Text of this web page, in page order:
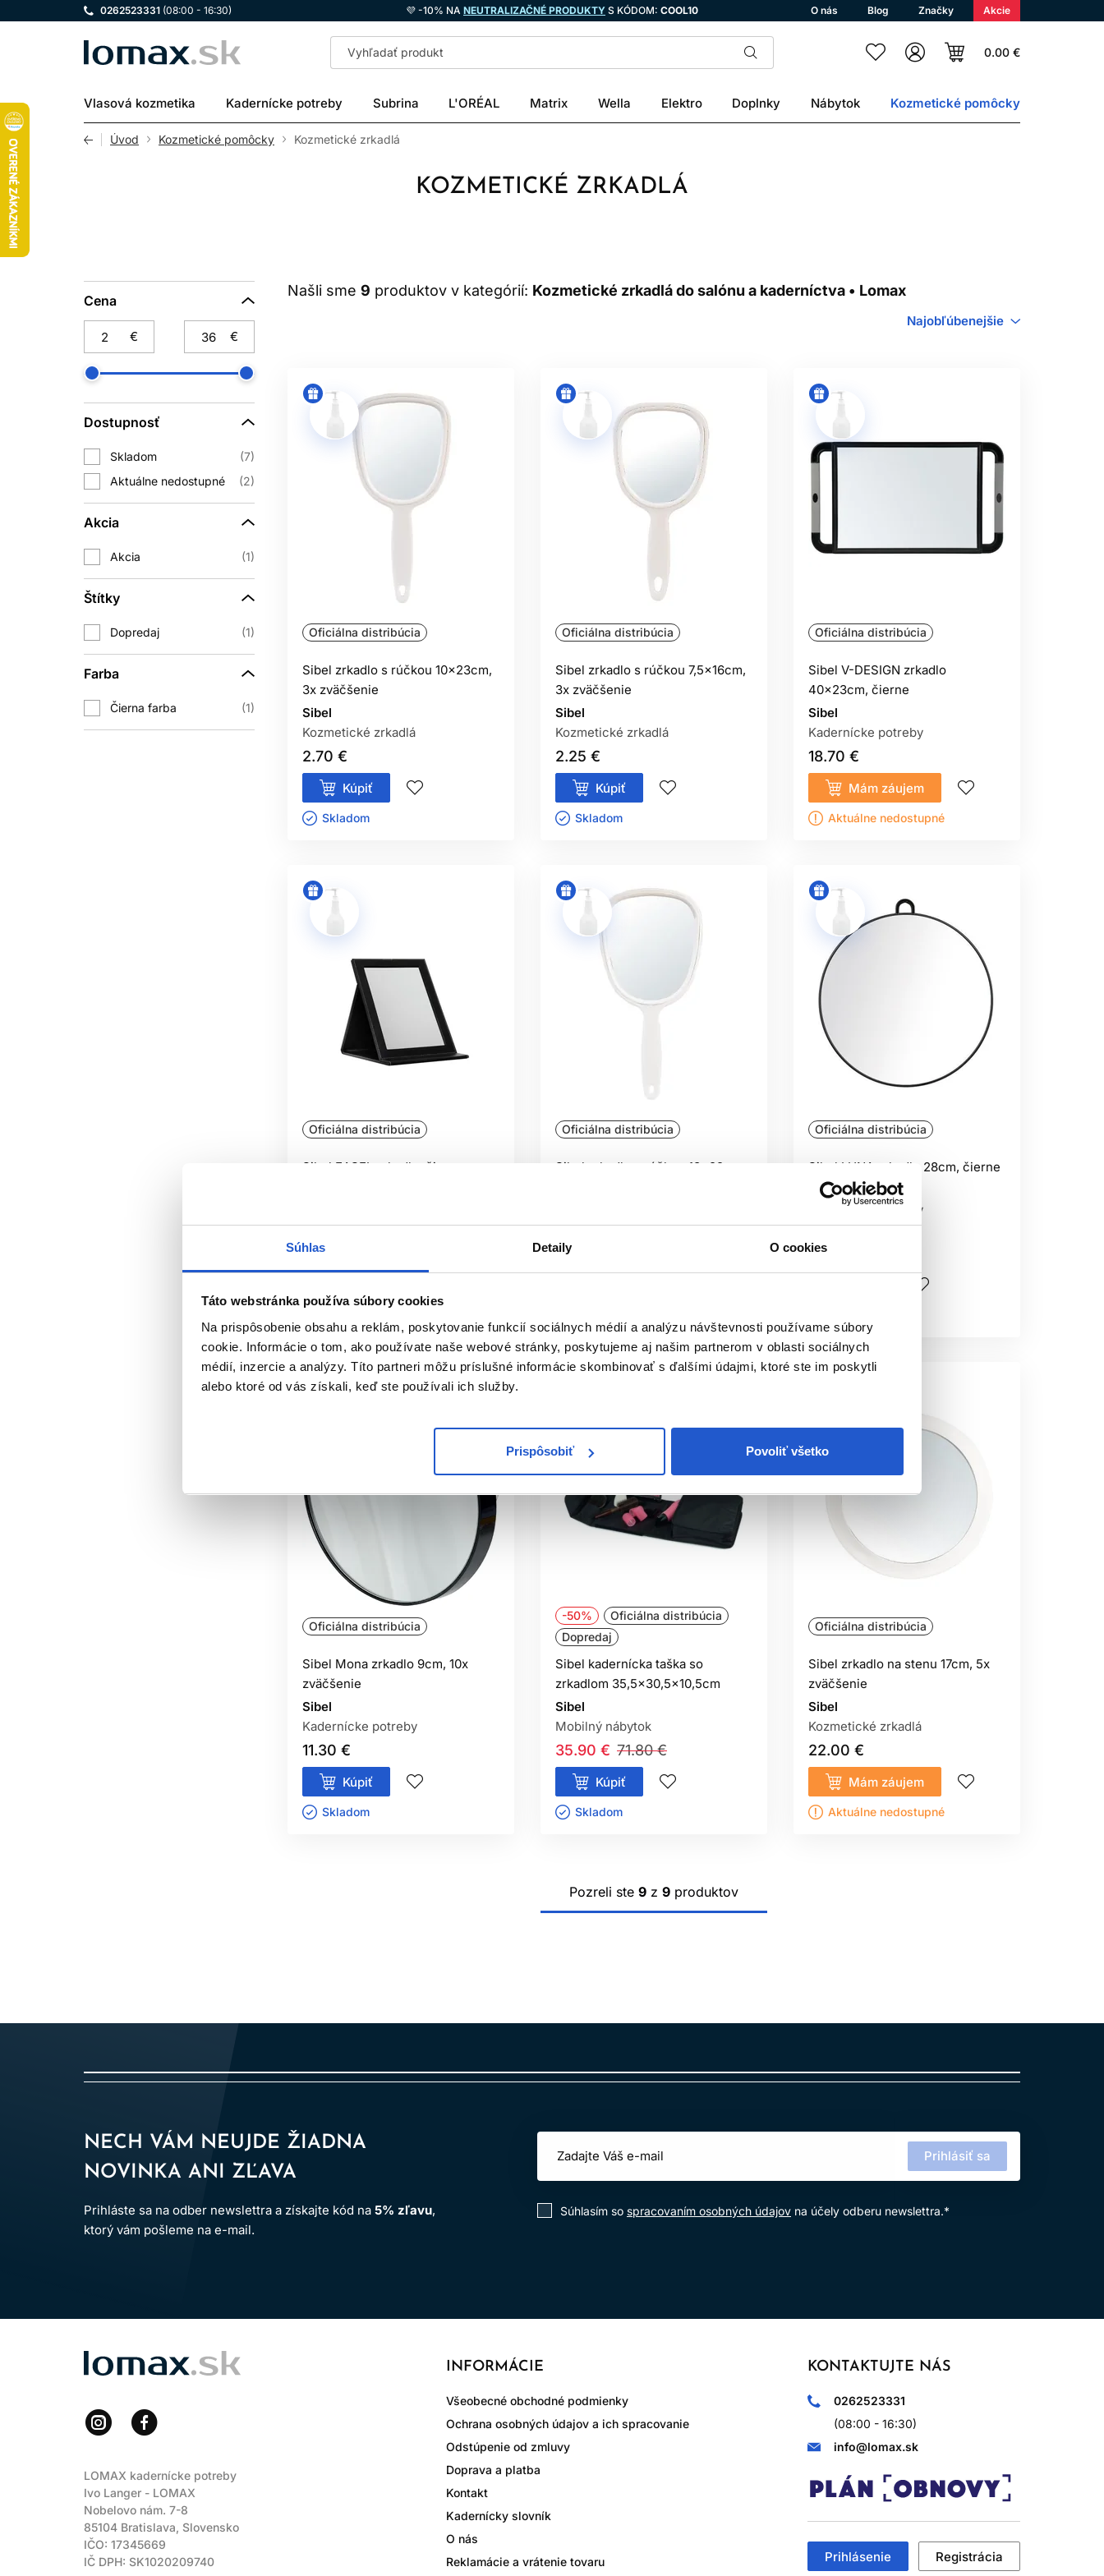
Súhlas Detaily O cookies
Táto webstránka používa súbory cookies
Na prispôsobenie obsahu a reklám, poskytovanie funkcií sociálnych médií a analýzu návštevnosti používame súbory
cookie. Informácie o tom, ako používate naše webové stránky, poskytujeme aj našim partnerom v oblasti sociálnych
médií, inzercie a analýzy. Títo partneri môžu príslušné informácie skombinovať s ďalšími údajmi, ktoré ste im poskytli
alebo ktoré od vás získali, keď ste používali ich služby.
Prispôsobiť Povoliť všetko
0262523331 (08:00 - 16:30) 💜 -10% NA NEUTRALIZAČNÉ PRODUKTY S KÓDOM: COOL10 O nás Blog Značky Akcie
LOMAX 0.00 €
Vlasová kozmetika Kadernícke potreby Subrina L'ORÉAL Matrix Wella Elektro Doplnky Nábytok Kozmetické pomôcky
Úvod Kozmetické pomôcky Kozmetické zrkadlá
KOZMETICKÉ ZRKADLÁ
Cena
€ €
Dostupnosť
Skladom
7
Aktuálne nedostupné
2
Akcia
Akcia 1
Štítky
Dopredaj 1
Farba
Čierna farba 1
Našli sme 9 produktov v kategórií: Kozmetické zrkadlá do salónu a kaderníctva • Lomax
Najobľúbenejšie
Oficiálna distribúcia
Sibel zrkadlo s rúčkou 10x23cm,
3x zväčšenie
Sibel
Kozmetické zrkadlá
2.70 €
Kúpiť
Skladom ㅤ
Oficiálna distribúcia
Sibel zrkadlo s rúčkou 7,5x16cm,
3x zväčšenie
Sibel
Kozmetické zrkadlá
2.25 €
Kúpiť
Skladom ㅤ
Oficiálna distribúcia
Sibel V-DESIGN zrkadlo
40x23cm, čierne
Sibel
Kadernícke potreby
18.70 €
Mám záujem
Aktuálne nedostupné
Oficiálna distribúcia
Sibel EASEL zrkadlo, čierne
13.60 €
Oficiálna distribúcia
Sibel zrkadlo s rúčkou 13x29cm,
Kozmetické zrkadlá
3.70 €
Oficiálna distribúcia
Sibel LUNA zrkadlo 28cm, čierne
Sibel
Kadernícke potreby
11.30 €
Oficiálna distribúcia
Sibel Mona zrkadlo 9cm, 10x
zväčšenie
Sibel
Kadernícke potreby
11.30 €
Kúpiť
Skladom ㅤ
-50%
Oficiálna distribúcia
Dopredaj
Sibel kadernícka taška so
zrkadlom 35,5x30,5x10,5cm
Sibel
Mobilný nábytok
71.80 €
35.90 €
Kúpiť
Skladom ㅤ
Oficiálna distribúcia
Sibel zrkadlo na stenu 17cm, 5x
zväčšenie
Sibel
Kozmetické zrkadlá
22.00 €
Mám záujem
Aktuálne nedostupné
Pozreli ste 9 z 9 produktov
NECH VÁM NEUJDE ŽIADNA
NOVINKA ANI ZĽAVA
Prihláste sa na odber newslettra a získajte kód na 5% zľavu,
ktorý vám pošleme na e-mail.
Prihlásiť sa
Súhlasím so spracovaním osobných údajov na účely odberu newslettra.*
LOMAX
LOMAX kadernícke potreby
Ivo Langer - LOMAX
Nobelovo nám. 7-8
85104 Bratislava, Slovensko
IČO: 17345669
IČ DPH: SK1020209740
KONTAKTUJTE NÁS
0262523331
(08:00 - 16:30)
info@lomax.sk
Prihlásenie Registrácia
INFORMÁCIE
Všeobecné obchodné podmienky
Ochrana osobných údajov a ich spracovanie
Odstúpenie od zmluvy
Doprava a platba
Kontakt
Kadernícky slovník
O nás
Reklamácie a vrátenie tovaru